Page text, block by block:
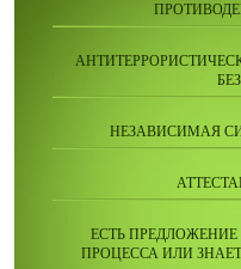
НЕЗАВИСИМАЯ
ЕСТЬ
ПРОЦЕССА ИЛИ